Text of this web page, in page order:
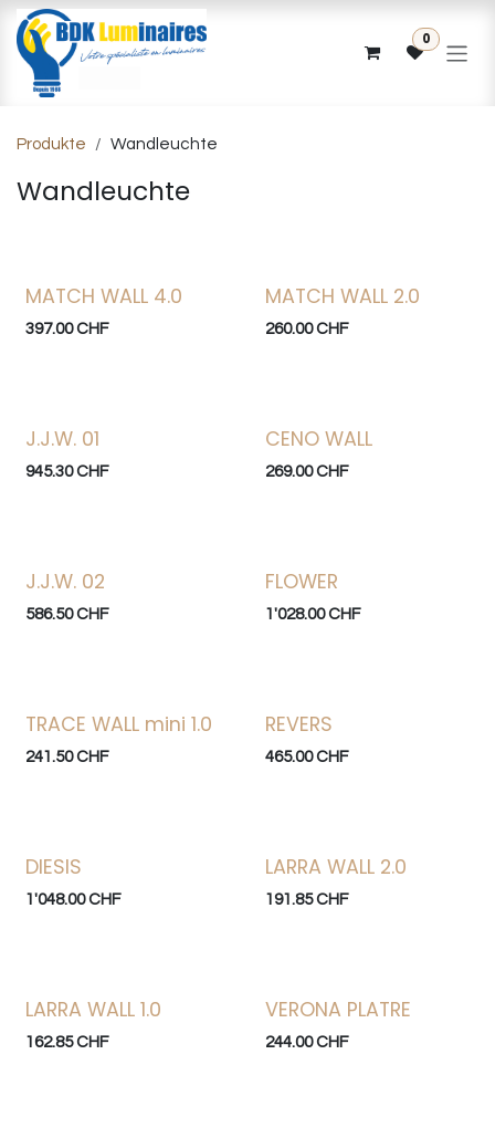
Zum Inhalt springen
0
Produkte Wandleuchte
Wandleuchte
MATCH WALL 4.0
397.00CHF
MATCH WALL 2.0
260.00CHF
J.J.W. 01
945.30CHF
CENO WALL
269.00CHF
J.J.W. 02
586.50CHF
FLOWER
1'028.00CHF
TRACE WALL mini 1.0
241.50CHF
REVERS
465.00CHF
DIESIS
1'048.00CHF
LARRA WALL 2.0
191.85CHF
LARRA WALL 1.0
162.85CHF
VERONA PLATRE
244.00CHF